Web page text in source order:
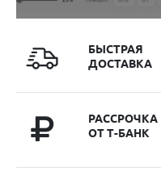
БЫСТРАЯ
ДОСТАВКА
РАССРОЧКА
ОТ Т-БАНК